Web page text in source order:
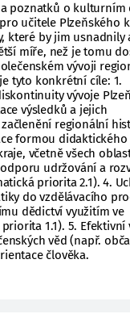
poznatků o kulturním
učitele Plzeňského
které by jim usnadnily
míře, než je tomu
vývoji
tyto konkrétní cíle: 1.
vývoje
výsledků a jejich
regionální
formou didaktického
včetně všech
udržování a
priorita 2.1). 4.
do vzdělávacího
dědictví využitím ve
1.1). 5. Efektivní
věd (např.
člověka.